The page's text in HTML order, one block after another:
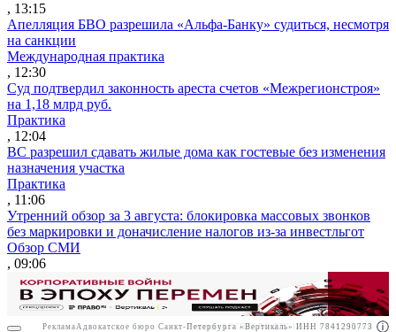
РекламаАО"ПРАВО.РУ" ИНН: 7708095468
, 13:15
Апелляция БВО разрешила «Альфа-Банку» судиться, несмотря
на санкции
Международная практика
, 12:30
Суд подтвердил законность ареста счетов «Межрегионстроя»
на 1,18 млрд руб.
Практика
, 12:04
ВС разрешил сдавать жилые дома как гостевые без изменения
назначения участка
Практика
, 11:06
Утренний обзор за 3 августа: блокировка массовых звонков
без маркировки и доначисление налогов из-за инвестльгот
Обзор СМИ
, 09:06
Реклама Адвокатское бюро Санкт-Петербурга «Вертикаль» ИНН 7841290773